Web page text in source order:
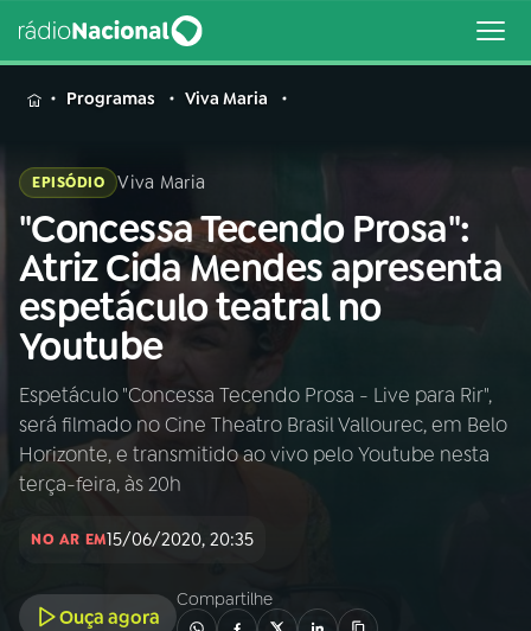
MENU
Buscar
na
Rádio
Nacional
Buscar
01 INÍCIO
PROGRAMAÇÃO
Programas Viva Maria
EPISÓDIO Viva Maria
"Concessa Tecendo Prosa":
Atriz Cida Mendes apresenta
espetáculo teatral no
Youtube
Espetáculo "Concessa Tecendo Prosa - Live para Rir",
será filmado no Cine Theatro Brasil Vallourec, em Belo
Horizonte, e transmitido ao vivo pelo Youtube nesta
terça-feira, às 20h
NO AR EM15/06/2020, 20:35
Ouça agora
Compartilhe